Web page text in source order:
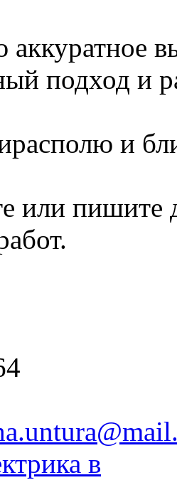
аккуратное
подход и
и
или пишите